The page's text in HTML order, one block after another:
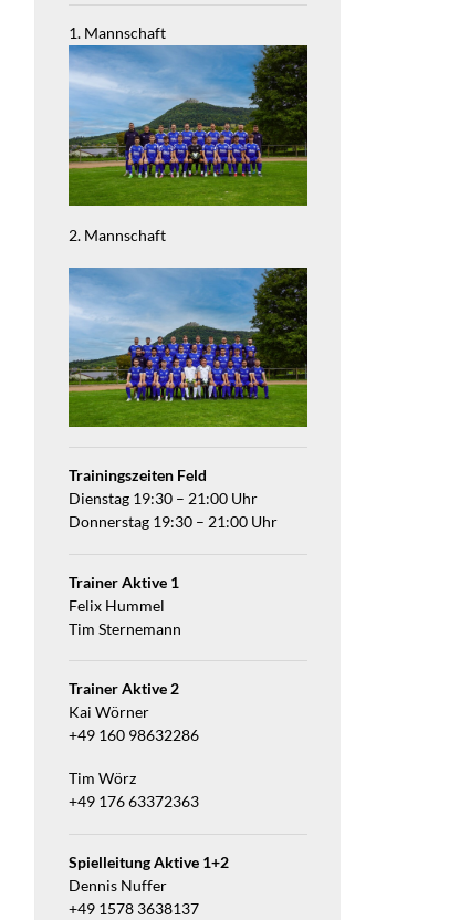
1. Mannschaft
2. Mannschaft
Trainingszeiten Feld
Dienstag 19:30 – 21:00 Uhr
Donnerstag 19:30 – 21:00 Uhr
Trainer Aktive 1
Felix Hummel
Tim Sternemann
Trainer Aktive 2
Kai Wörner
+49 160 98632286
Tim Wörz
+49 176 63372363
Spielleitung Aktive 1+2
Dennis Nuffer
+49 1578 3638137